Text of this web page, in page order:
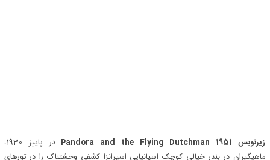
زیرنویس Pandora and the Flying Dutchman 1951
در پاییز 1930،
ماهیگیران در بندر خیالی کوچک اسپانیایی اسپرانزا کشفی وحشتناک را در تورهای